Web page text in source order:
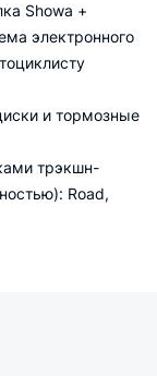
Showa +
электронного
и тормозные
трэкшн-
Road,